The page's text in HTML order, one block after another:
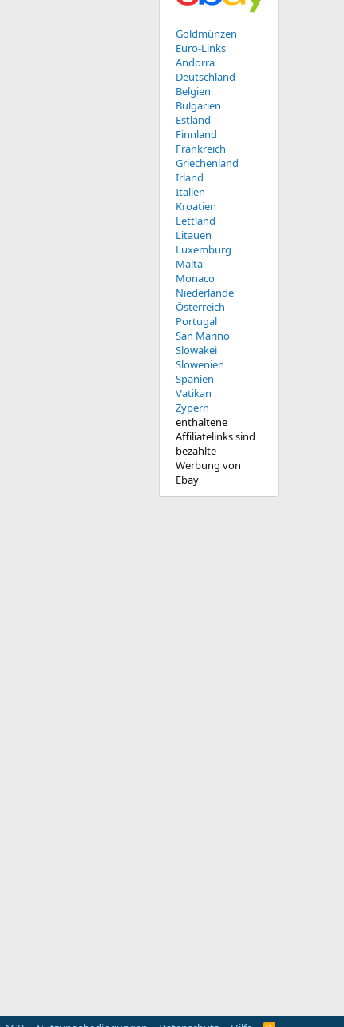
Goldmünzen
Euro-Links
Andorra
Deutschland
Belgien
Bulgarien
Estland
Finnland
Frankreich
Griechenland
Irland
Italien
Kroatien
Lettland
Litauen
Luxemburg
Malta
Monaco
Niederlande
Österreich
Portugal
San Marino
Slowakei
Slowenien
Spanien
Vatikan
Zypern
enthaltene
Affiliatelinks sind
bezahlte
Werbung von
Ebay